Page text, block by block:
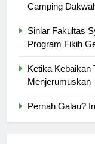
Camping
Siniar Fakultas
Program Fikih
Ketika Kebaikan
Menjerumuskan
Pernah Galau?